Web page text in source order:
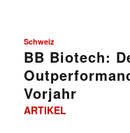
Schweiz
BB Biotech:
Vorjahr
ARTIKEL